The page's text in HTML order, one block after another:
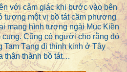
với cảm giác khi bước vào bên
tượng một vị bồ tát cầm phương
mang hình tượng ngài Mục Kiền
cung. Cũng có người cho rằng đó
Tạng đi thỉnh kinh ở Tây
thân thành bồ tát…